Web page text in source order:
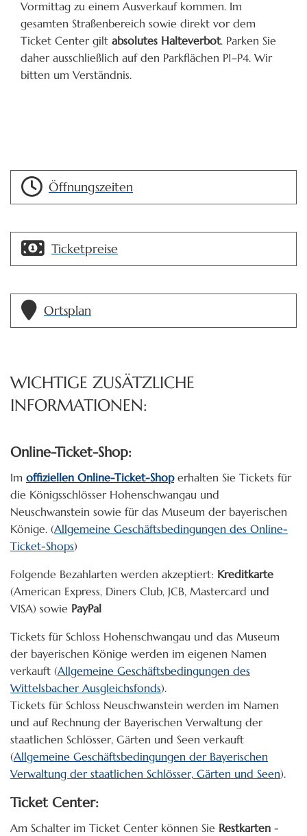
Vormittag zu einem Ausverkauf kommen. Im
gesamten Straßenbereich sowie direkt vor dem
Ticket Center gilt absolutes Halteverbot. Parken Sie
daher ausschließlich auf den Parkflächen P1–P4. Wir
bitten um Verständnis.
Öffnungszeiten
Ticketpreise
Ortsplan
WICHTIGE ZUSÄTZLICHE
INFORMATIONEN:
Online-Ticket-Shop:
Im offiziellen Online-Ticket-Shoperhalten Sie Tickets für
die Königsschlösser Hohenschwangau und
Neuschwanstein sowie für das Museum der bayerischen
Könige. (Allgemeine Geschäftsbedingungen des Online-
Ticket-Shops)
Folgende Bezahlarten werden akzeptiert: Kreditkarte
(American Express, Diners Club, JCB, Mastercard und
VISA) sowie PayPal
Tickets für Schloss Hohenschwangau und das Museum
der bayerischen Könige werden im eigenen Namen
verkauft (Allgemeine Geschäftsbedingungen des
Wittelsbacher Ausgleichsfonds).
Tickets für Schloss Neuschwanstein werden im Namen
und auf Rechnung der Bayerischen Verwaltung der
staatlichen Schlösser, Gärten und Seen verkauft
(Allgemeine Geschäftsbedingungen der Bayerischen
Verwaltung der staatlichen Schlösser, Gärten und Seen).
Ticket Center:
Am Schalter im Ticket Center können Sie Restkarten -